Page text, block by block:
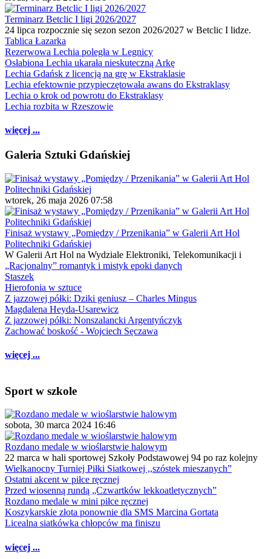
Terminarz Betclic I ligi 2026/2027
24 lipca rozpocznie się sezon sezon 2026/2027 w Betclic I lidze.
Tablica Łazarka
Rezerwowa Lechia poległa w Legnicy
Osłabiona Lechia ukarała nieskuteczną Arkę
Lechia Gdańsk z licencją na grę w Ekstraklasie
Lechia efektownie przypieczętowała awans do Ekstraklasy
Lechia o krok od powrotu do Ekstraklasy
Lechia rozbita w Rzeszowie
więcej ...
Galeria Sztuki Gdańskiej
wtorek, 26 maja 2026 07:58
Finisaż wystawy „Pomiędzy / Przenikania” w Galerii Art Hol
Politechniki Gdańskiej
W Galerii Art Hol na Wydziale Elektroniki, Telekomunikacji i
„Racjonalny” romantyk i mistyk epoki danych
Staszek
Hierofonia w sztuce
Z jazzowej półki: Dziki geniusz – Charles Mingus
Magdalena Heyda-Usarewicz
Z jazzowej półki: Nonszalancki Argentyńczyk
Zachować boskość - Wojciech Sęczawa
więcej ...
Sport w szkole
sobota, 30 marca 2024 16:46
Rozdano medale w wioślarstwie halowym
22 marca w hali sportowej Szkoły Podstawowej 94 po raz kolejny
Wielkanocny Turniej Piłki Siatkowej ,,szóstek mieszanych”
Ostatni akcent w piłce ręcznej
Przed wiosenną rundą „Czwartków lekkoatletycznych”
Rozdano medale w mini piłce ręcznej
Koszykarskie złota ponownie dla SMS Marcina Gortata
Licealna siatkówka chłopców ma finiszu
więcej ...